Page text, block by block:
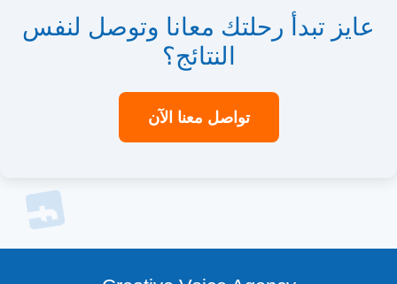
عايز تبدأ رحلتك معانا وتوصل لنفس
النتائج؟
تواصل معنا الآن